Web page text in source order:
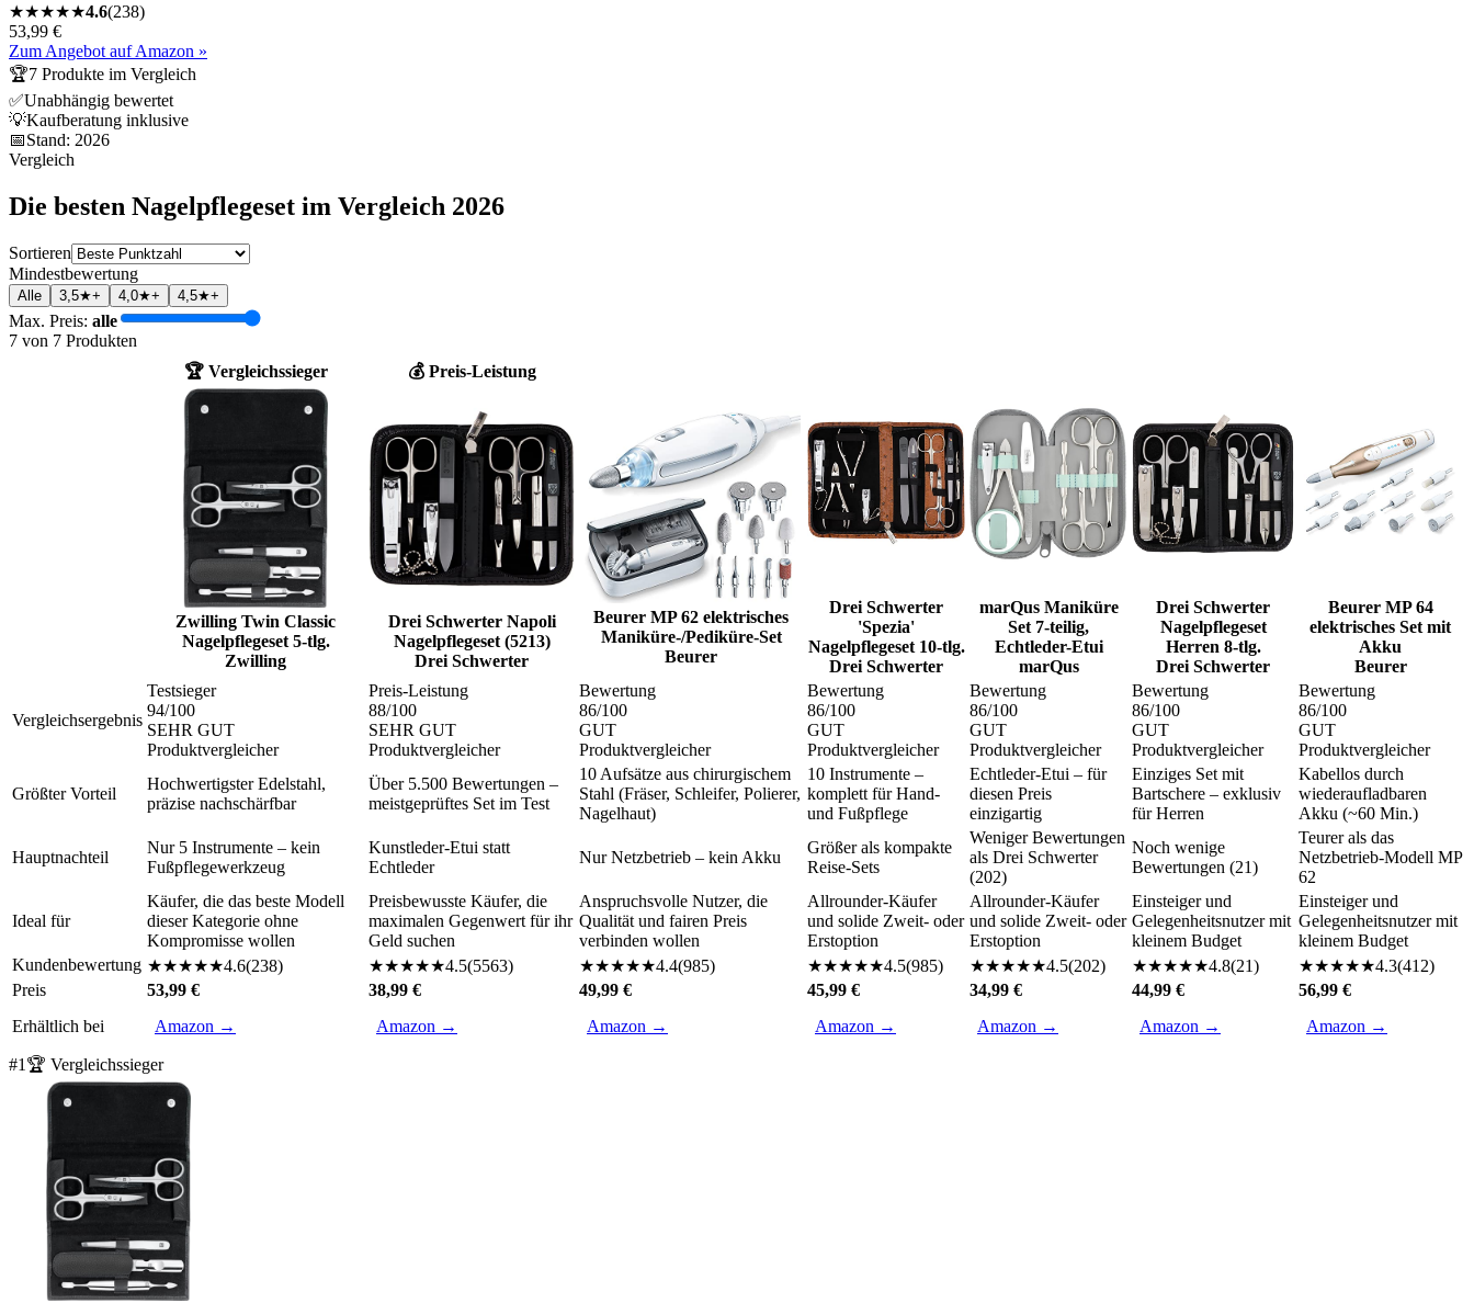
★★★★★4.6(238)
53,99 €
Zum Angebot auf Amazon »
🏆7 Produkte im Vergleich
✅Unabhängig bewertet
💡Kaufberatung inklusive
📅Stand: 2026
Vergleich
Die besten Nagelpflegeset im Vergleich 2026
Sortieren
Mindestbewertung
Alle 3,5★+ 4,0★+ 4,5★+
Max. Preis: alle
7 von 7 Produkten
🏆 Vergleichssieger
Zwilling Twin Classic
Nagelpflegeset 5-tlg.
Zwilling
💰 Preis-Leistung
Drei Schwerter Napoli
Nagelpflegeset (5213)
Drei Schwerter
Beurer MP 62 elektrisches
Maniküre-/Pediküre-Set
Beurer
Drei Schwerter
'Spezia'
Nagelpflegeset 10-tlg.
Drei Schwerter
marQus Maniküre
Set 7-teilig,
Echtleder-Etui
marQus
Drei Schwerter
Nagelpflegeset
Herren 8-tlg.
Drei Schwerter
Beurer MP 64
elektrisches Set mit
Akku
Beurer
Vergleichsergebnis
Testsieger
94/100
SEHR GUT
Produktvergleicher
Preis-Leistung
88/100
SEHR GUT
Produktvergleicher
Bewertung
86/100
GUT
Produktvergleicher
Bewertung
86/100
GUT
Produktvergleicher
Bewertung
86/100
GUT
Produktvergleicher
Bewertung
86/100
GUT
Produktvergleicher
Bewertung
86/100
GUT
Produktvergleicher
Größter Vorteil
Hochwertigster Edelstahl,
präzise nachschärfbar
Über 5.500 Bewertungen –
meistgeprüftes Set im Test
10 Aufsätze aus chirurgischem
Stahl (Fräser, Schleifer, Polierer,
Nagelhaut)
10 Instrumente –
komplett für Hand-
und Fußpflege
Echtleder-Etui – für
diesen Preis
einzigartig
Einziges Set mit
Bartschere – exklusiv
für Herren
Kabellos durch
wiederaufladbaren
Akku (~60 Min.)
Hauptnachteil
Nur 5 Instrumente – kein
Fußpflegewerkzeug
Kunstleder-Etui statt
Echtleder
Nur Netzbetrieb – kein Akku
Größer als kompakte
Reise-Sets
Weniger Bewertungen
als Drei Schwerter
(202)
Noch wenige
Bewertungen (21)
Teurer als das
Netzbetrieb-Modell MP
62
Ideal für
Käufer, die das beste Modell
dieser Kategorie ohne
Kompromisse wollen
Preisbewusste Käufer, die
maximalen Gegenwert für ihr
Geld suchen
Anspruchsvolle Nutzer, die
Qualität und fairen Preis
verbinden wollen
Allrounder-Käufer
und solide Zweit- oder
Erstoption
Allrounder-Käufer
und solide Zweit- oder
Erstoption
Einsteiger und
Gelegenheitsnutzer mit
kleinem Budget
Einsteiger und
Gelegenheitsnutzer mit
kleinem Budget
Kundenbewertung ★★★★★4.6(238) ★★★★★4.5(5563) ★★★★★4.4(985) ★★★★★4.5(985) ★★★★★4.5(202) ★★★★★4.8(21) ★★★★★4.3(412)
Preis
53,99 € 38,99 € 49,99 € 45,99 € 34,99 € 44,99 €
56,99 €
Erhältlich bei
Amazon → Amazon → Amazon → Amazon → Amazon → Amazon → Amazon →
#1 🏆 Vergleichssieger